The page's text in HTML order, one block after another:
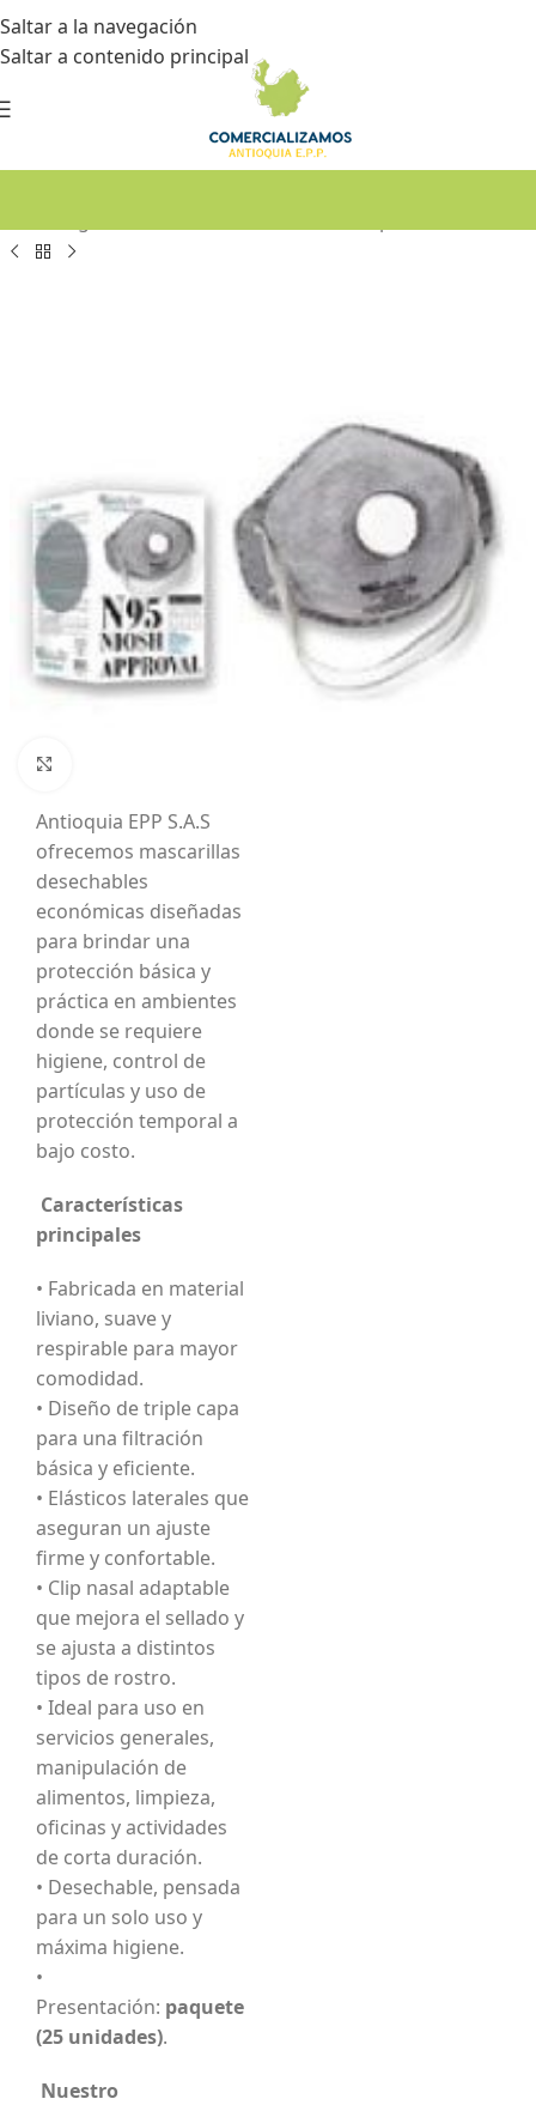
Saltar a la navegación
Saltar a contenido principal
Mascarillas
N95 NIOSH
Mascarilla
Desechable
Antioquia EPP S.A.S
ofrecemos mascarillas
desechables
económicas diseñadas
para brindar una
protección básica y
práctica en ambientes
donde se requiere
higiene, control de
partículas y uso de
protección temporal a
bajo costo.
Características
principales
• Fabricada en material
liviano, suave y
respirable para mayor
comodidad.
• Diseño de triple capa
para una filtración
básica y eficiente.
• Elásticos laterales que
aseguran un ajuste
firme y confortable.
• Clip nasal adaptable
que mejora el sellado y
se ajusta a distintos
tipos de rostro.
• Ideal para uso en
servicios generales,
manipulación de
alimentos, limpieza,
oficinas y actividades
de corta duración.
• Desechable, pensada
para un solo uso y
máxima higiene.
•
Presentación: paquete
(25 unidades).
Nuestro